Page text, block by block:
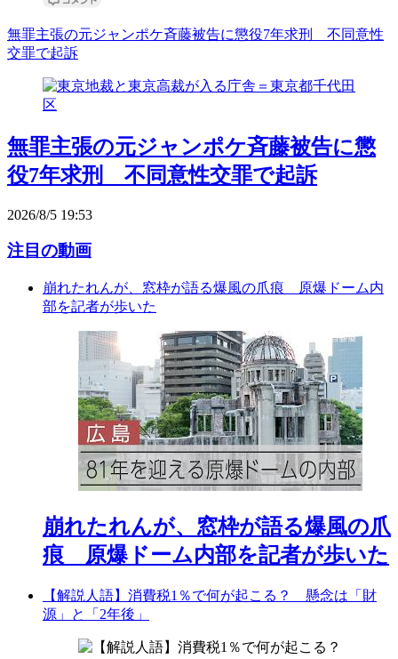
無罪主張の元ジャンポケ斉藤被告に懲役7年求刑 不同意性
交罪で起訴
無罪主張の元ジャンポケ斉藤被告に懲
役7年求刑 不同意性交罪で起訴
2026/8/5 19:53
注目の動画
崩れたれんが、窓枠が語る爆風の爪痕 原爆ドーム内
部を記者が歩いた
崩れたれんが、窓枠が語る爆風の爪
痕 原爆ドーム内部を記者が歩いた
【解説人語】消費税1％で何が起こる？ 懸念は「財
源」と「2年後」